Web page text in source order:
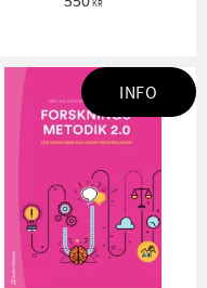
KR
INFO